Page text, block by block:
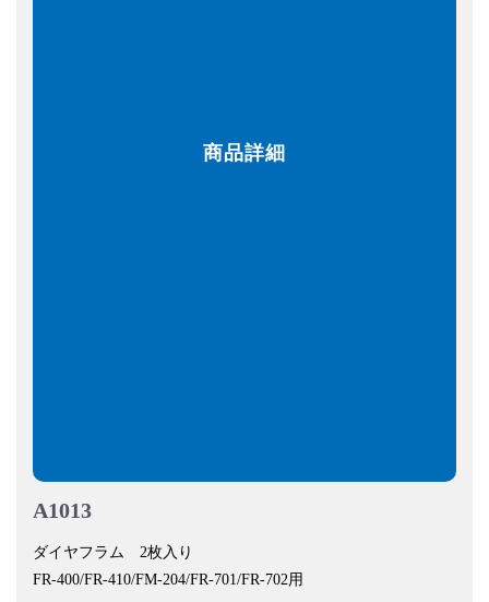
商品詳細
A1013
ダイヤフラム 2枚入り
FR-400/FR-410/FM-204/FR-701/FR-702用